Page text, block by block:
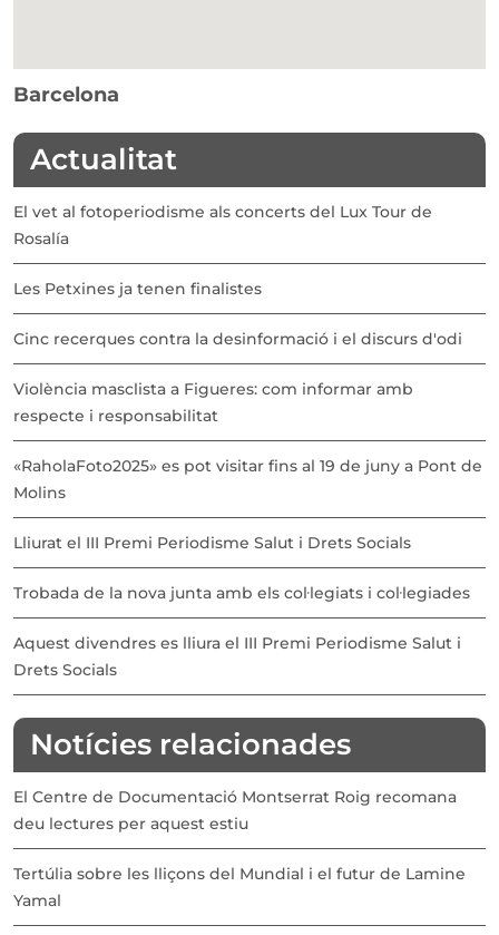
Barcelona
Actualitat
El vet al fotoperiodisme als concerts del Lux Tour de
Rosalía
Les Petxines ja tenen finalistes
Cinc recerques contra la desinformació i el discurs d'odi
Violència masclista a Figueres: com informar amb
respecte i responsabilitat
«RaholaFoto2025» es pot visitar fins al 19 de juny a Pont de
Molins
Lliurat el III Premi Periodisme Salut i Drets Socials
Trobada de la nova junta amb els col·legiats i col·legiades
Aquest divendres es lliura el III Premi Periodisme Salut i
Drets Socials
Notícies relacionades
El Centre de Documentació Montserrat Roig recomana
deu lectures per aquest estiu
Tertúlia sobre les lliçons del Mundial i el futur de Lamine
Yamal